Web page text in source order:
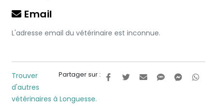
Email
L'adresse email du vétérinaire est inconnue.
Partager sur :
Trouver
d'autres
vétérinaires à Longuesse.